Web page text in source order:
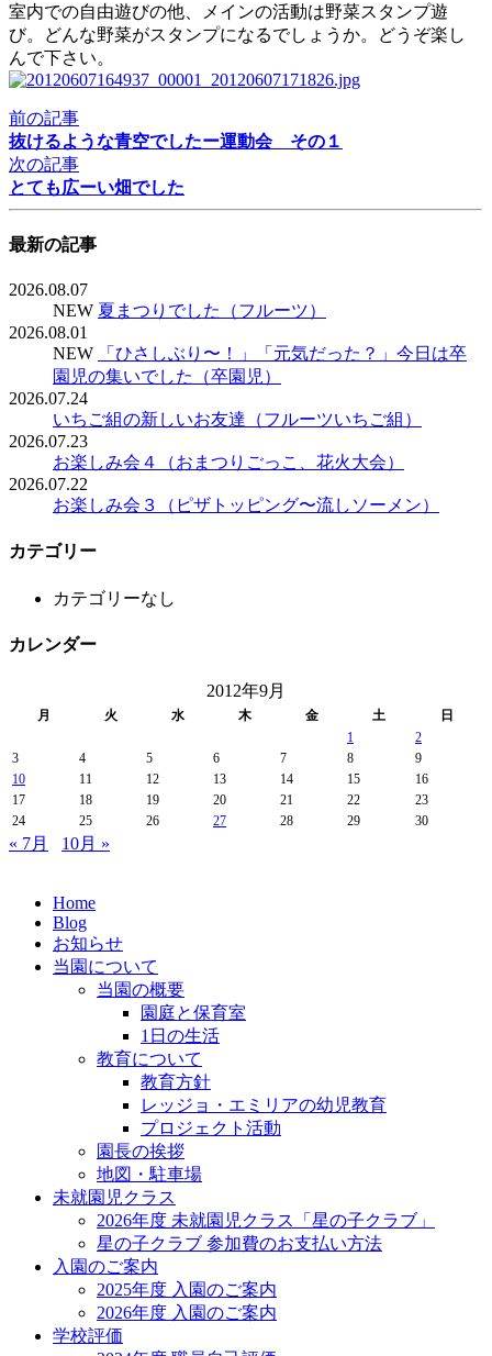
室内での自由遊びの他、メインの活動は野菜スタンプ遊
び。どんな野菜がスタンプになるでしょうか。どうぞ楽し
んで下さい。
前の記事
抜けるような青空でしたー運動会 その１
次の記事
とても広ーい畑でした
最新の記事
2026.08.07
NEW 夏まつりでした（フルーツ）
2026.08.01
NEW
「ひさしぶり〜！」「元気だった？」今日は卒
園児の集いでした（卒園児）
2026.07.24
いちご組の新しいお友達（フルーツいちご組）
2026.07.23
お楽しみ会４（おまつりごっこ、花火大会）
2026.07.22
お楽しみ会３（ピザトッピング〜流しソーメン）
カテゴリー
カテゴリーなし
カレンダー
2012年9月
月 火 水 木 金 土
日
1
2
3
4 5 6 7 8
9
10
11 12 13 14 15
16
17
18 19 20 21 22
23
24
25 26 27 28 29 30
« 7月 10月 »
Home
Blog
お知らせ
当園について
当園の概要
園庭と保育室
1日の生活
教育について
教育方針
レッジョ・エミリアの幼児教育
プロジェクト活動
園長の挨拶
地図・駐車場
未就園児クラス
2026年度 未就園児クラス「星の子クラブ」
星の子クラブ 参加費のお支払い方法
入園のご案内
2025年度 入園のご案内
2026年度 入園のご案内
学校評価